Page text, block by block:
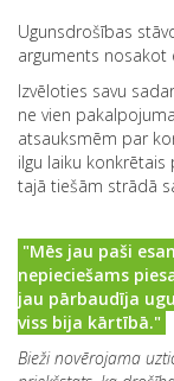
Ugunsdrošības
arguments nosakot
Izvēloties savu
ne vien
atsauksmēm par
ilgu laiku
tajā tiešām strādā
"Mēs jau paši
nepieciešams
jau pārbaudīja
viss bija kārtībā."
Bieži novērojama